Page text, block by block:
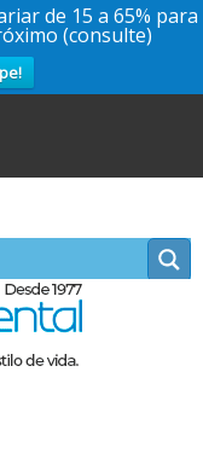
de 15 a 65% para
(consulte)